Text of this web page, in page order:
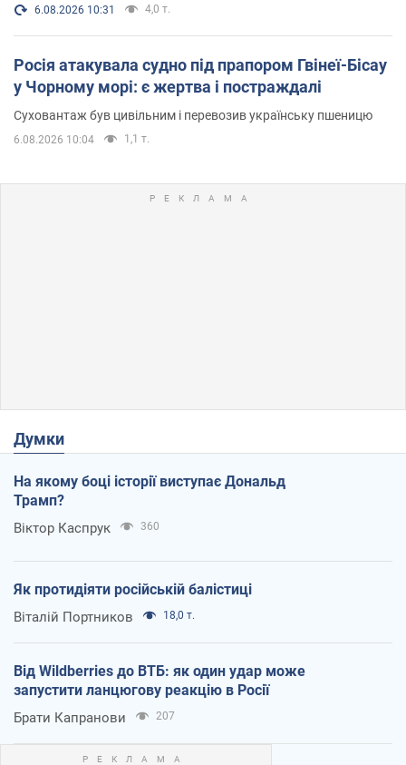
6.08.2026 10:31 4,0 т.
Росія атакувала судно під прапором Гвінеї-Бісау
у Чорному морі: є жертва і постраждалі
Суховантаж був цивільним і перевозив українську пшеницю
6.08.2026 10:04 1,1 т.
Думки
На якому боці історії виступає Дональд
Трамп?
Віктор Каспрук 360
Як протидіяти російській балістиці
Віталій Портников 18,0 т.
Від Wildberries до ВТБ: як один удар може
запустити ланцюгову реакцію в Росії
Брати Капранови 207